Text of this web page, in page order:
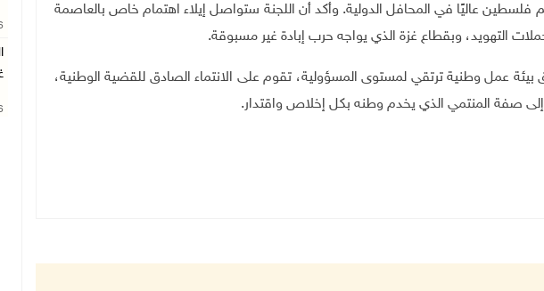
فلسطين عاليًا في المحافل الدولية. وأكد أن اللجنة ستواصل إيلاء اهتمام خاص بالعاصمة
التهويد، وبقطاع غزة الذي يواجه حرب إبادة غير مسبوقة.
عمل وطنية ترتقي لمستوى المسؤولية، تقوم على الانتماء الصادق للقضية الوطنية،
صفة المنتمي الذي يخدم وطنه بكل إخلاص واقتدار.